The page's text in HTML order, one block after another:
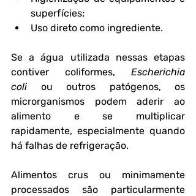
superfícies;
Uso direto como ingrediente.
Se a água utilizada nessas etapas
contiver coliformes, Escherichia
coli ou outros patógenos, os
microrganismos podem aderir ao
alimento e se multiplicar
rapidamente, especialmente quando
há falhas de refrigeração.
Alimentos crus ou minimamente
processados são particularmente